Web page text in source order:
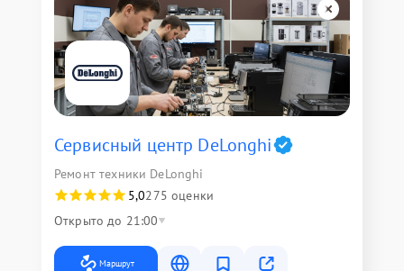
Сервисный центр DeLonghi
Ремонт техники DeLonghi
5,0275 оценки
Открыто до 21:00
Маршрут